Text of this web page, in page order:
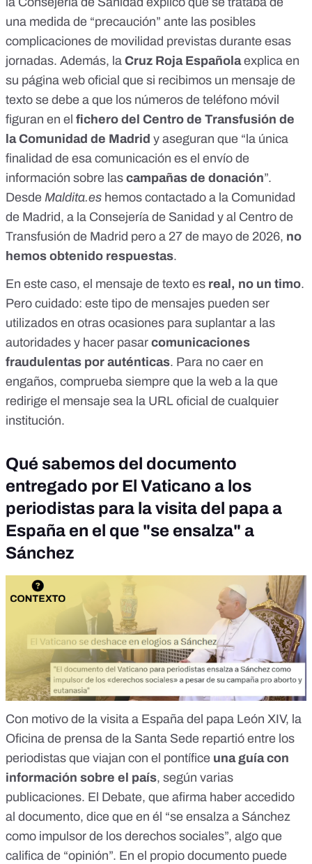
una medida de “precaución” ante las posibles
complicaciones de movilidad previstas durante esas
jornadas. Además, la Cruz Roja Españolaexplica en
su página web oficial que si recibimos un mensaje de
texto se debe a que los números de teléfono móvil
figuran en el fichero del Centro de Transfusión de
la Comunidad de Madrid y aseguran que “la única
finalidad de esa comunicación es el envío de
información sobre las campañas de donación”.
Desde Maldita.es hemos contactado a la Comunidad
de Madrid, a la Consejería de Sanidad y al Centro de
Transfusión de Madrid pero a 27 de mayo de 2026, no
hemos obtenido respuestas.
En este caso, el mensaje de texto es real, no un timo.
Pero cuidado: este tipo de mensajes pueden ser
utilizados en otras ocasiones para suplantar a las
autoridades y hacer pasar comunicaciones
fraudulentas por auténticas. Para no caer en
engaños, comprueba siempre que la web a la que
redirige el mensaje sea la URL oficial de cualquier
institución.
Qué sabemos del documento
entregado por El Vaticano a los
periodistas para la visita del papa a
España en el que "se ensalza" a
Sánchez
Con motivo de la visita a España del papa León XIV, la
Oficina de prensa de la Santa Sede repartió entre los
periodistas que viajan con el pontífice una guía con
información sobre el país, según varias
publicaciones. El Debate, que afirma haber accedido
al documento, dice que en él “se ensalza a Sánchez
como impulsor de los derechos sociales”, algo que
califica de “opinión”. En el propio documento puede